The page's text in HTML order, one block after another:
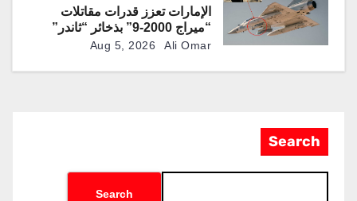
الإمارات تعزز قدرات مقاتلات
“ميراج 2000-9” بذخائر “ثاندر”
الذكية المطورة محليًا
Aug 5, 2026 Ali Omar
Search
Search